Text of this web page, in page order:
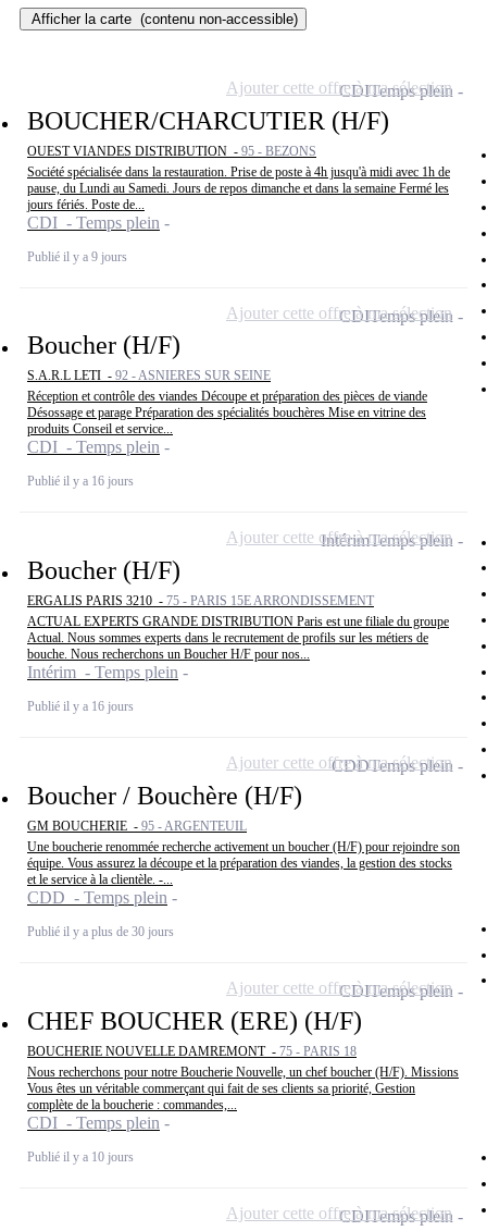
Afficher la carte (contenu non-accessible)
BOUCHER/CHARCUTIER (H/F)
OUEST VIANDES DISTRIBUTION - 95 - BEZONS
Société spécialisée dans la restauration. Prise de poste à 4h jusqu'à midi avec 1h de
pause, du Lundi au Samedi. Jours de repos dimanche et dans la semaine Fermé les
jours fériés. Poste de...
CDI - Temps plein
Publié il y a 9 jours
CDITemps plein
Ajouter cette offre à ma sélection
Boucher (H/F)
S.A.R.L LETI - 92 - ASNIERES SUR SEINE
Réception et contrôle des viandes Découpe et préparation des pièces de viande
Désossage et parage Préparation des spécialités bouchères Mise en vitrine des
produits Conseil et service...
CDI - Temps plein
Publié il y a 16 jours
CDITemps plein
Ajouter cette offre à ma sélection
Boucher (H/F)
ERGALIS PARIS 3210 - 75 - PARIS 15E ARRONDISSEMENT
ACTUAL EXPERTS GRANDE DISTRIBUTION Paris est une filiale du groupe
Actual. Nous sommes experts dans le recrutement de profils sur les métiers de
bouche. Nous recherchons un Boucher H/F pour nos...
Intérim - Temps plein
Publié il y a 16 jours
IntérimTemps plein
Ajouter cette offre à ma sélection
Boucher / Bouchère (H/F)
GM BOUCHERIE - 95 - ARGENTEUIL
Une boucherie renommée recherche activement un boucher (H/F) pour rejoindre son
équipe. Vous assurez la découpe et la préparation des viandes, la gestion des stocks
et le service à la clientèle. -...
CDD - Temps plein
Publié il y a plus de 30 jours
CDDTemps plein
Ajouter cette offre à ma sélection
CHEF BOUCHER (ERE) (H/F)
BOUCHERIE NOUVELLE DAMREMONT - 75 - PARIS 18
Nous recherchons pour notre Boucherie Nouvelle, un chef boucher (H/F). Missions
Vous êtes un véritable commerçant qui fait de ses clients sa priorité, Gestion
complète de la boucherie : commandes,...
CDI - Temps plein
Publié il y a 10 jours
CDITemps plein
Ajouter cette offre à ma sélection
CDITemps plein
Ajouter cette offre à ma sélection